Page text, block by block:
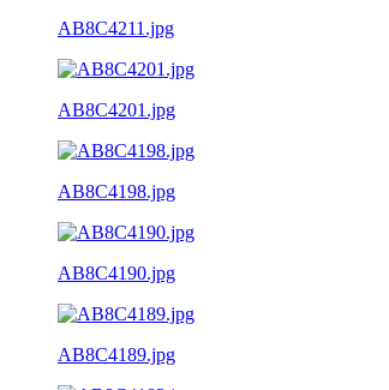
AB8C4211.jpg
AB8C4201.jpg
AB8C4198.jpg
AB8C4190.jpg
AB8C4189.jpg